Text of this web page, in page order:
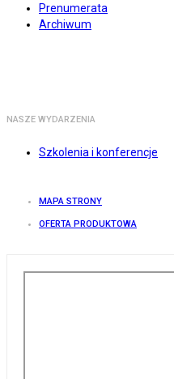
Prenumerata
Archiwum
NASZE WYDARZENIA
Szkolenia i konferencje
MAPA STRONY
OFERTA PRODUKTOWA